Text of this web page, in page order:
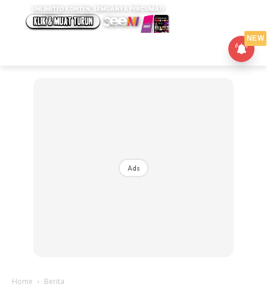
Ads
Home Berita
NEW